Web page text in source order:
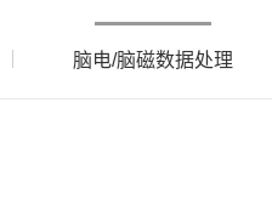
脑电/脑磁数据处理